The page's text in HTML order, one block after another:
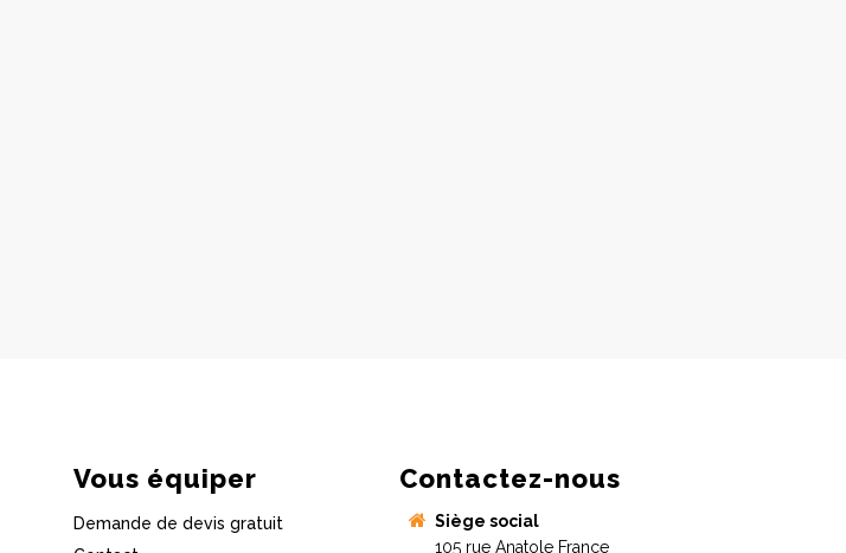
Vous équiper
Demande de devis gratuit
Contactez-nous
Siège social
105 rue Anatole France